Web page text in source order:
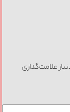
علامت‌گذاری